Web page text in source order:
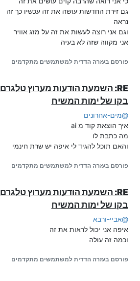
גם זירת החדשות עושה את זה עכשיו כך זה
נראה
וגם אני רוצה לעשות את זה על מזג אוויר
אני מקווה שזה לא בעיה
פורסם בעזרה הדדית למשתמשים מתקדמים
RE: השמעת הודעות מערוץ טלגרם
בקו של ימות המשיח
@מים-אחרונים
איך הוצאת קוד מ ai
מה כתבת לו
והאם תוכל להגיד לי איפה יש שרת חינמי
פורסם בעזרה הדדית למשתמשים מתקדמים
RE: השמעת הודעות מערוץ טלגרם
בקו של ימות המשיח
@אביי-ורבא
איפה אני יכול לראות את זה
וכמה זה עולה
פורסם בעזרה הדדית למשתמשים מתקדמים